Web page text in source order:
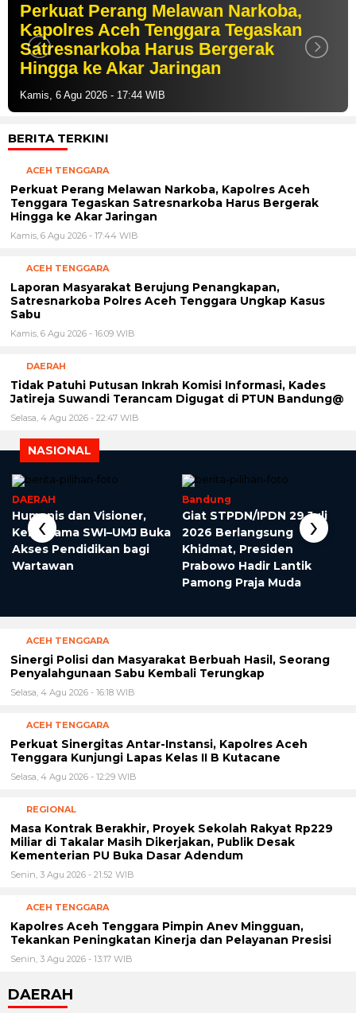
Perkuat Perang Melawan Narkoba,
Kapolres Aceh Tenggara Tegaskan
Satresnarkoba Harus Bergerak
Hingga ke Akar Jaringan
Kamis, 6 Agu 2026 - 17:44 WIB
BERITA TERKINI
ACEH TENGGARA
Perkuat Perang Melawan Narkoba, Kapolres Aceh
Tenggara Tegaskan Satresnarkoba Harus Bergerak
Hingga ke Akar Jaringan
Kamis, 6 Agu 2026 - 17:44 WIB
ACEH TENGGARA
Laporan Masyarakat Berujung Penangkapan,
Satresnarkoba Polres Aceh Tenggara Ungkap Kasus
Sabu
Kamis, 6 Agu 2026 - 16:09 WIB
DAERAH
Tidak Patuhi Putusan Inkrah Komisi Informasi, Kades
Jatireja Suwandi Terancam Digugat di PTUN Bandung@
Selasa, 4 Agu 2026 - 22:47 WIB
NASIONAL
DAERAH
Humanis dan Visioner,
Kerja Sama SWI–UMJ Buka
Akses Pendidikan bagi
Wartawan
Bandung
Giat STPDN/IPDN 29 Juli
2026 Berlangsung
Khidmat, Presiden
Prabowo Hadir Lantik
Pamong Praja Muda
‹ ›
ACEH TENGGARA
Sinergi Polisi dan Masyarakat Berbuah Hasil, Seorang
Penyalahgunaan Sabu Kembali Terungkap
Selasa, 4 Agu 2026 - 16:18 WIB
ACEH TENGGARA
Perkuat Sinergitas Antar-Instansi, Kapolres Aceh
Tenggara Kunjungi Lapas Kelas II B Kutacane
Selasa, 4 Agu 2026 - 12:29 WIB
REGIONAL
Masa Kontrak Berakhir, Proyek Sekolah Rakyat Rp229
Miliar di Takalar Masih Dikerjakan, Publik Desak
Kementerian PU Buka Dasar Adendum
Senin, 3 Agu 2026 - 21:52 WIB
ACEH TENGGARA
Kapolres Aceh Tenggara Pimpin Anev Mingguan,
Tekankan Peningkatan Kinerja dan Pelayanan Presisi
Senin, 3 Agu 2026 - 13:17 WIB
DAERAH